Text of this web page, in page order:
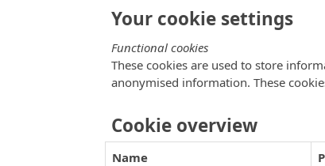
Your cookie settings
Functional cookies
These cookies are used to store
anonymised information. These
Cookie overview
Name